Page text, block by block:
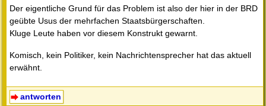
Der eigentliche Grund für das Problem ist also der hier in der BRD
geübte Usus der mehrfachen Staatsbürgerschaften.
Kluge Leute haben vor diesem Konstrukt gewarnt.
Komisch, kein Politiker, kein Nachrichtensprecher hat das aktuell
erwähnt.
antworten